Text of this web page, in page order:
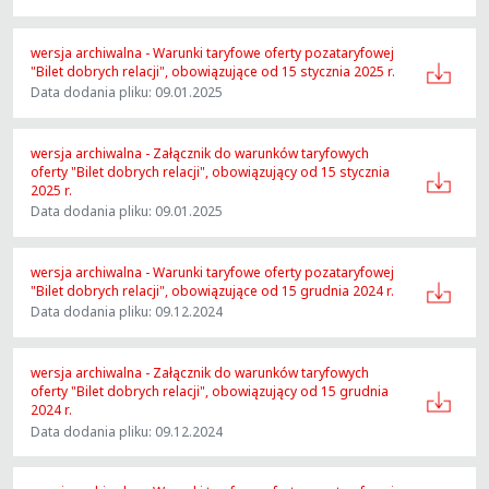
wersja archiwalna - Warunki taryfowe oferty pozataryfowej
"Bilet dobrych relacji", obowiązujące od 15 stycznia 2025 r.
Data dodania pliku: 09.01.2025
wersja archiwalna - Załącznik do warunków taryfowych
oferty "Bilet dobrych relacji", obowiązujący od 15 stycznia
2025 r.
Data dodania pliku: 09.01.2025
wersja archiwalna - Warunki taryfowe oferty pozataryfowej
"Bilet dobrych relacji", obowiązujące od 15 grudnia 2024 r.
Data dodania pliku: 09.12.2024
wersja archiwalna - Załącznik do warunków taryfowych
oferty "Bilet dobrych relacji", obowiązujący od 15 grudnia
2024 r.
Data dodania pliku: 09.12.2024